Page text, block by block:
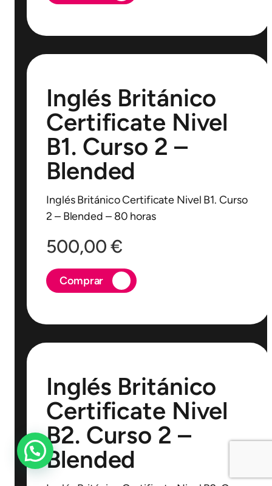
Inglés Británico
Certificate Nivel
B1. Curso 2 –
Blended
Inglés Británico Certificate Nivel B1. Curso
2 – Blended – 80 horas
500,00€
Comprar
Inglés Británico
Certificate Nivel
B2. Curso 2 –
Blended